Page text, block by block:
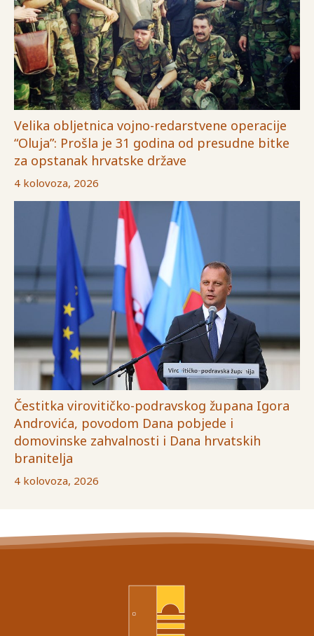
Velika obljetnica vojno-redarstvene operacije
“Oluja”: Prošla je 31 godina od presudne bitke
za opstanak hrvatske države
4 kolovoza, 2026
Čestitka virovitičko-podravskog župana Igora
Androvića, povodom Dana pobjede i
domovinske zahvalnosti i Dana hrvatskih
branitelja
4 kolovoza, 2026